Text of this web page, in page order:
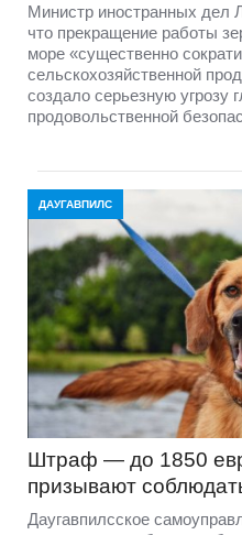
Министр иностранных дел
что прекращение работы
море «существенно
сельскохозяйственной
создало серьезную угрозу
продовольственной
ДАУГАВПИЛС
Штраф — до 1850
призывают
Даугавпилсское